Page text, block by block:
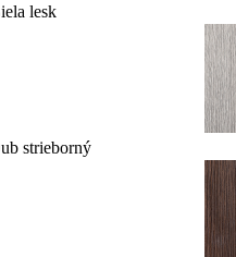
lesk
strieborný